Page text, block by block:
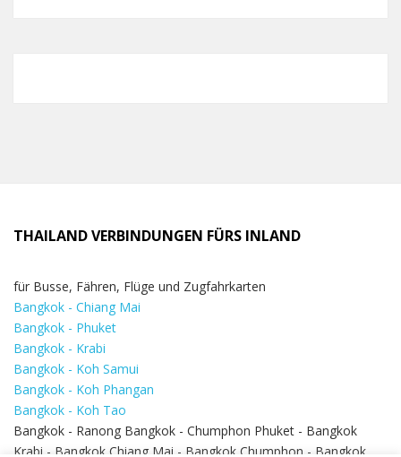
THAILAND VERBINDUNGEN FÜRS INLAND
für Busse, Fähren, Flüge und Zugfahrkarten
Bangkok - Chiang Mai
Bangkok - Phuket
Bangkok - Krabi
Bangkok - Koh Samui
Bangkok - Koh Phangan
Bangkok - Koh Tao
Bangkok - Ranong Bangkok - Chumphon Phuket - Bangkok
Krabi - Bangkok Chiang Mai - Bangkok Chumphon - Bangkok